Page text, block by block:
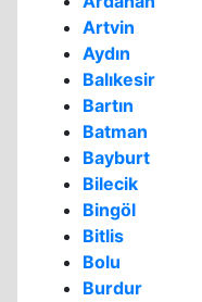
Artvin
Aydın
Balıkesir
Bartın
Batman
Bayburt
Bilecik
Bingöl
Bitlis
Bolu
Burdur